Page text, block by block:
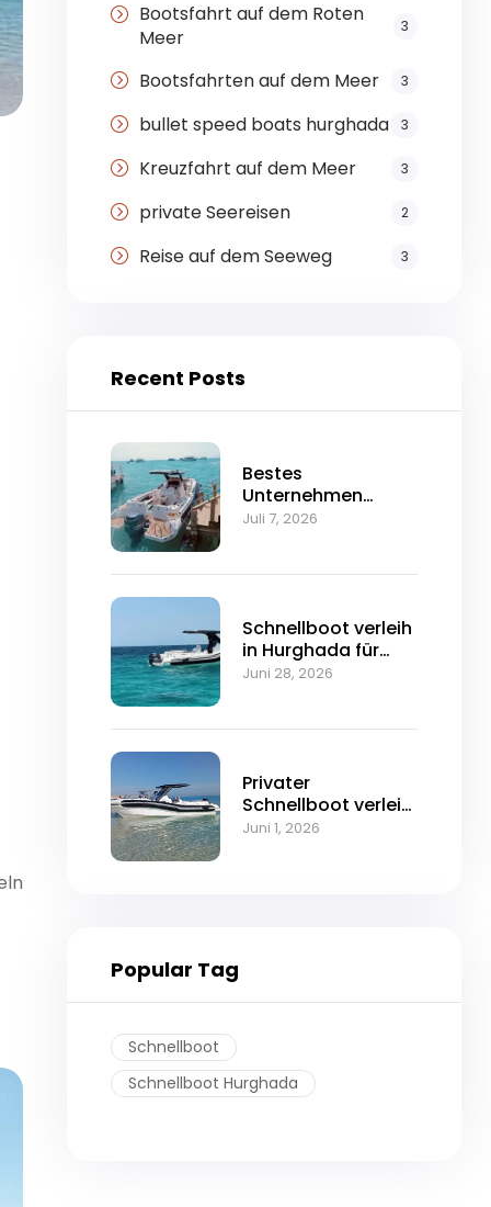
Bootsfahrt auf dem Roten
Meer
3
Bootsfahrten auf dem Meer 3
bullet speed boats hurghada 3
Kreuzfahrt auf dem Meer 3
private Seereisen 2
Reise auf dem Seeweg 3
Recent Posts
Bestes
Unternehmen
organisiert
Juli 7, 2026
Schnellboot verleih
in Hurghada für
Insel- und Delfin
Juni 28, 2026
Privater
Schnellboot verleih
in Hurghada mit
Juni 1, 2026
Popular Tag
Schnellboot
Schnellboot Hurghada